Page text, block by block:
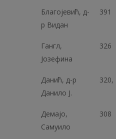
Благојевић, д-
р Видан
391
Гангл,
Јозефина
326
Данић, д-р
Данило Ј.
320,
Демајо,
Самуило
308